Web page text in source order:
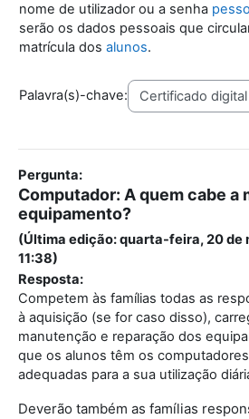
nome de utilizador ou a senha
serão os dados pessoais que
matrícula dos alunos.
Palavra(s)-chave:
Pergunta:
Computador: A quem cabe a
equipamento?
(Última edição: quarta-feira, 20 de
11:38)
Resposta:
Competem às famílias todas as
à aquisição (se for caso disso),
manutenção e reparação dos
que os alunos têm os
adequadas para a sua utilização
Deverão também as famílias